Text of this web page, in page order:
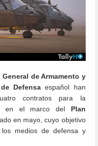
General de Armamento y
Defensa español han
contratos para la
en el marco del Plan
en mayo, cuyo objetivo
medios de defensa y